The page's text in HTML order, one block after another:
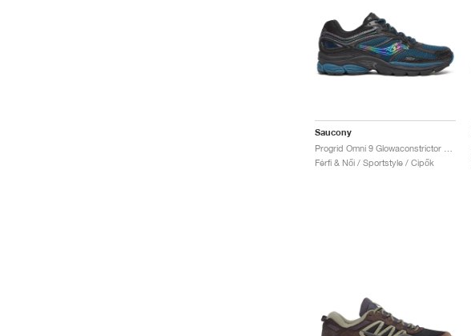
Saucony
Férfi & Női / Sportstyle / Cipők